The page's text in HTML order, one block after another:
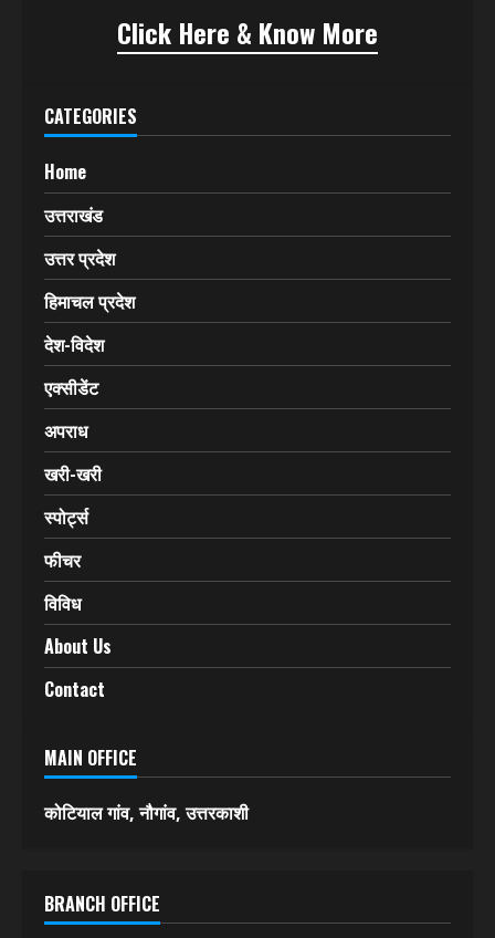
Click Here & Know More
CATEGORIES
Home
उत्तराखंड
उत्तर प्रदेश
हिमाचल प्रदेश
देश-विदेश
एक्सीडेंट
अपराध
खरी-खरी
स्पोर्ट्स
फीचर
विविध
About Us
Contact
MAIN OFFICE
कोटियाल गांव, नौगांव, उत्तरकाशी
BRANCH OFFICE